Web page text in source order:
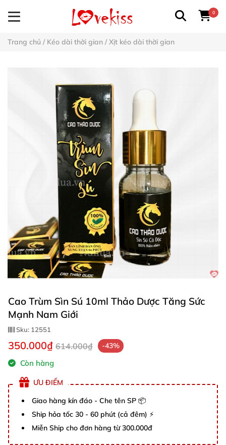
0
Trang chủ / Kéo dài thời gian / Xịt kéo dài thời gian
Cao Trùm Sìn Sú 10ml Thảo Dược Tăng Sức
Mạnh Nam Giới
Sku: 12551
350.000₫ 614.000₫ -43%
Còn hàng
ƯU ĐIỂM
Giao hàng kín đáo - Che tên SP 📦
Ship hỏa tốc 30 - 60 phút (cả đêm) ⚡
Miễn Ship cho đơn hàng từ 300.000đ